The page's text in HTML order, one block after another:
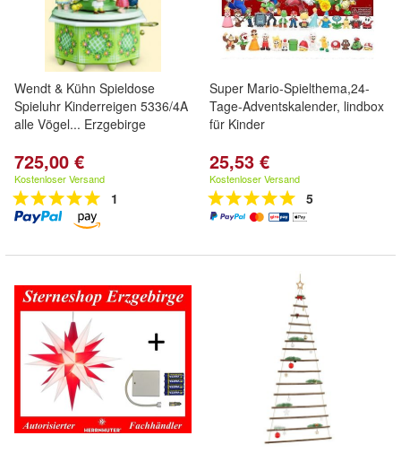
Wendt & Kühn Spieldose
Spieluhr Kinderreigen 5336/4A
alle Vögel... Erzgebirge
725,00 €
Kostenloser Versand
1
Super Mario-Spielthema,24-
Tage-Adventskalender, lindbox
für Kinder
25,53 €
Kostenloser Versand
5